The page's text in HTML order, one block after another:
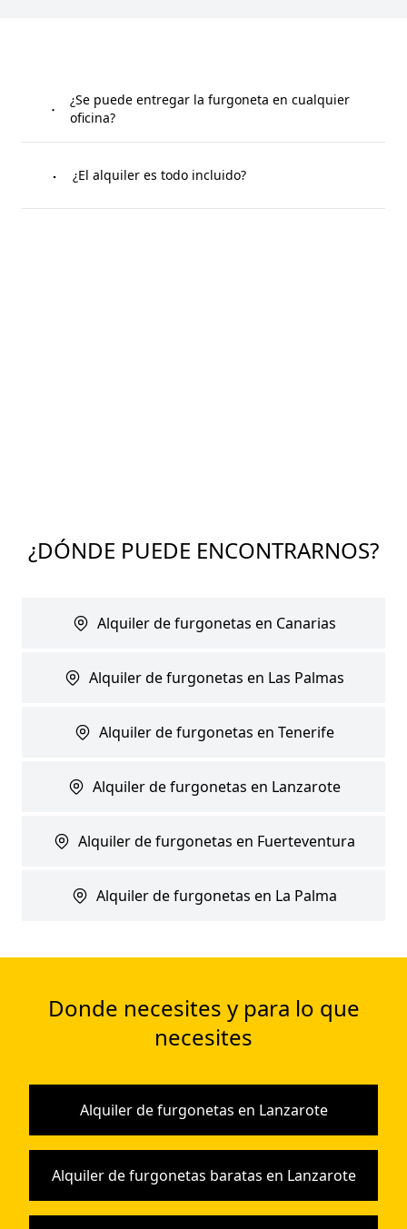
¿Se puede entregar la furgoneta en cualquier
oficina?
Podrás entregar tu furgoneta en cualquier punto de
recogida de Xtravans. En el apartado de oficinas de
¿El alquiler es todo incluido?
¿DÓNDE PUEDE ENCONTRARNOS?
Alquiler de furgonetas en Canarias
Alquiler de furgonetas en Las Palmas
Alquiler de furgonetas en Tenerife
Alquiler de furgonetas en Lanzarote
Alquiler de furgonetas en Fuerteventura
Alquiler de furgonetas en La Palma
Donde necesites y para lo que
necesites
Alquiler de furgonetas en Lanzarote
Alquiler de furgonetas baratas en Lanzarote